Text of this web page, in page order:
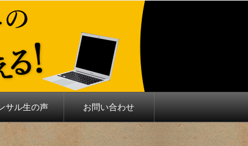
サル生の声 お問い合わせ